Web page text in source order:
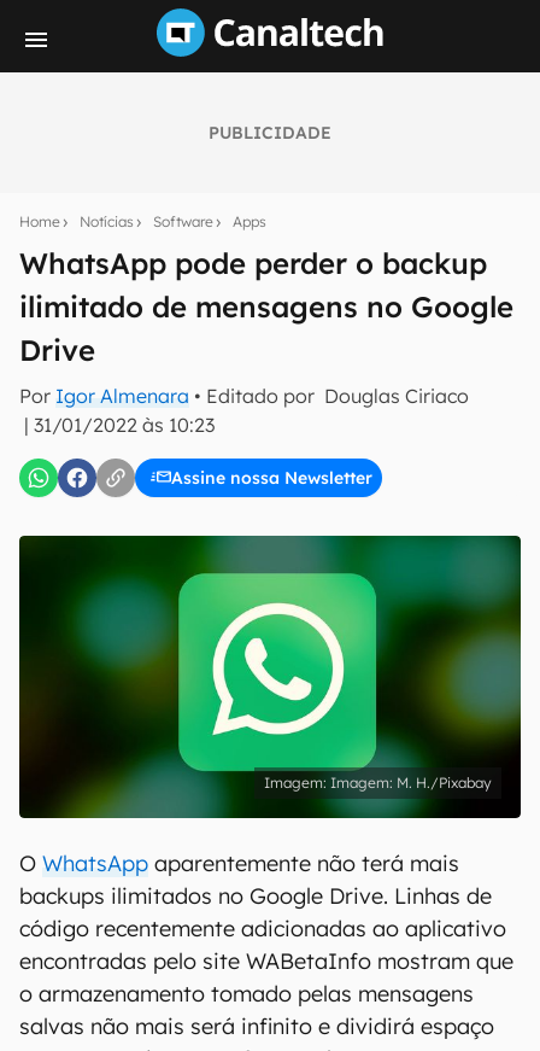
PUBLICIDADE
Home Notícias Software Apps
WhatsApp pode perder o backup
ilimitado de mensagens no Google
Drive
Por Igor Almenara • Editado por Douglas Ciriaco
| 31/01/2022 às 10:23
Assine nossa Newsletter
notícias e reviews sobre tecnologia em primeira
mão.
E-mail
inscreva-se
Confirmo que li, aceito e concordo com os Termos de
Uso e Política de Privacidade do Canaltech.
Imagem: M. H./Pixabay
O WhatsApp aparentemente não terá mais
backups ilimitados no Google Drive. Linhas de
código recentemente adicionadas ao aplicativo
encontradas pelo site WABetaInfo mostram que
o armazenamento tomado pelas mensagens
salvas não mais será infinito e dividirá espaço